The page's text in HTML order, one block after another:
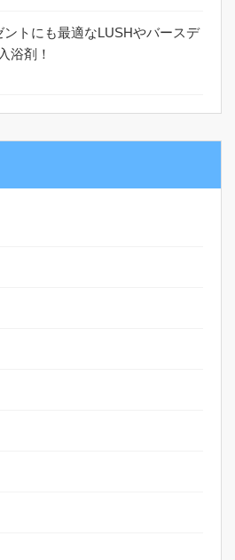
トにも最適なLUSHやバースデ
浴剤！